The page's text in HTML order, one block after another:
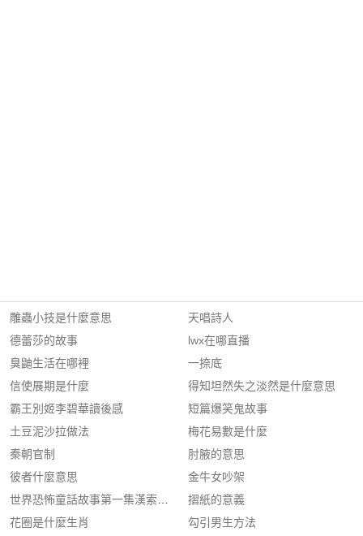
雕蟲小技是什麼意思
德蕾莎的故事
臭鼬生活在哪裡
信使展期是什麼
霸王別姬李碧華讀後感
土豆泥沙拉做法
秦朝官制
彼者什麼意思
世界恐怖童話故事第一集漢索與葛麗泰上
花圈是什麼生肖
天唱詩人
lwx在哪直播
一捺底
得知坦然失之淡然是什麼意思
短篇爆笑鬼故事
梅花易數是什麼
肘腋的意思
金牛女吵架
摺紙的意義
勾引男生方法